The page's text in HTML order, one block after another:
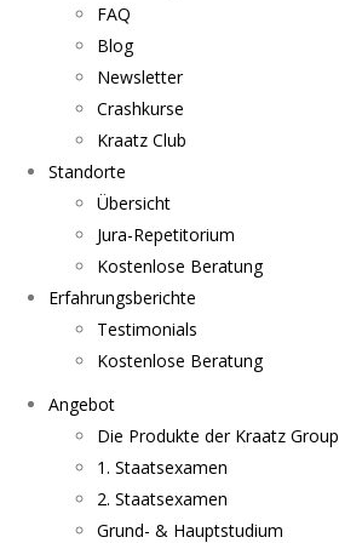
FAQ
Blog
Newsletter
Crashkurse
Kraatz Club
Standorte
Übersicht
Jura-Repetitorium
Kostenlose Beratung
Erfahrungsberichte
Testimonials
Kostenlose Beratung
Angebot
Die Produkte der Kraatz Group
1. Staatsexamen
2. Staatsexamen
Grund- & Hauptstudium